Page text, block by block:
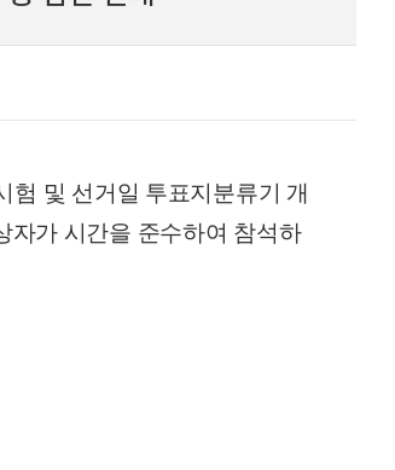
험 및 선거일 투표지분류기 개
자가 시간을 준수하여 참석하